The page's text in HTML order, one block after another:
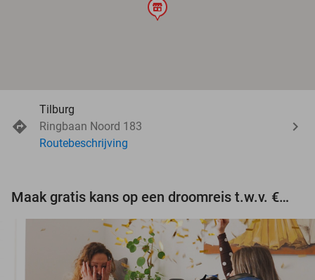
store
Tilburg
Ringbaan Noord 183
Routebeschrijving
Maak gratis kans op een droomreis t.w.v. €3.000!